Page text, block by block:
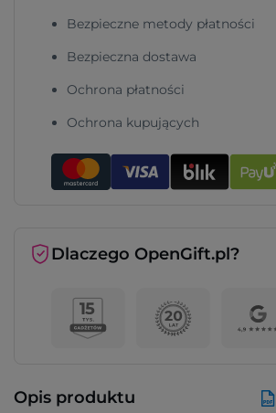
Bezpieczne metody płatności
Bezpieczna dostawa
Ochrona płatności
Ochrona kupujących
Dlaczego OpenGift.pl?
Opis produktu